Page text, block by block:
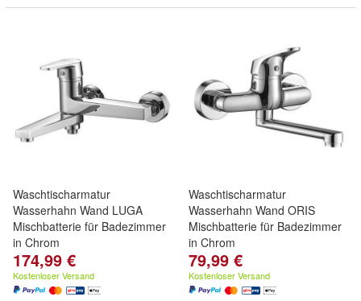
Waschtischarmatur
Wasserhahn Wand LUGA
Mischbatterie für Badezimmer
in Chrom
174,99 €
Kostenloser Versand
Waschtischarmatur
Wasserhahn Wand ORIS
Mischbatterie für Badezimmer
in Chrom
79,99 €
Kostenloser Versand